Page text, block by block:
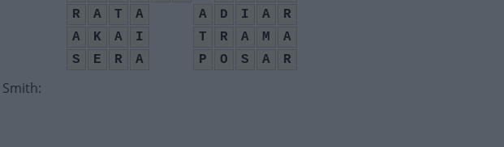
R
A T A A D I A
R
A
K A I T R A M
A
S
E R A P O S A R
Smith: